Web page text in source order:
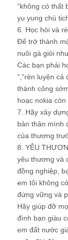
“không có thất
yu yung chủ
6. Học hỏi và
Để trở thành
nuôi gà giỏi
Các bạn phải
“,”rèn luyện
thành công
hoạc nokia
7. Hãy xây
bản thân mình
của thương
8. YÊU
yêu thương và
đồng nghiệp,
em tôi không
đứng vững và
Hãy giúp đỡ
đình bạn giàu
em đất nước